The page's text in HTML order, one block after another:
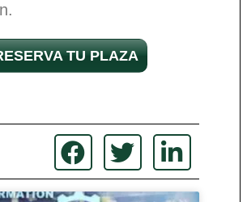
TU PLAZA